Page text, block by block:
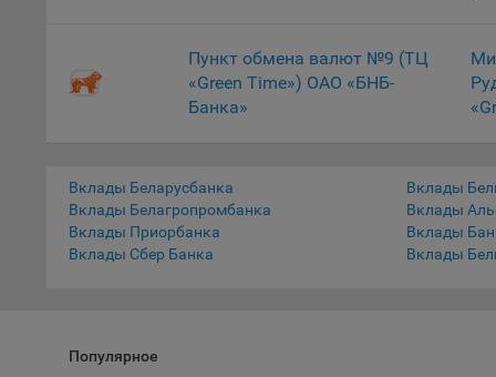
Пункт обмена валют №9 (ТЦ
«Green Time») ОАО «БНБ-
Банка»
Вклады Беларусбанка
Вклады Белагропромбанка
Вклады Приорбанка
Вклады Сбер Банка
Вклады
Вклады
Вклады
Вклады
Популярное